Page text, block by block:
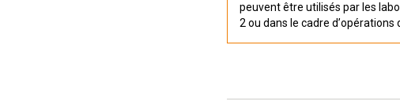
peuvent être utilisés par les
2 ou dans le cadre d’opérations